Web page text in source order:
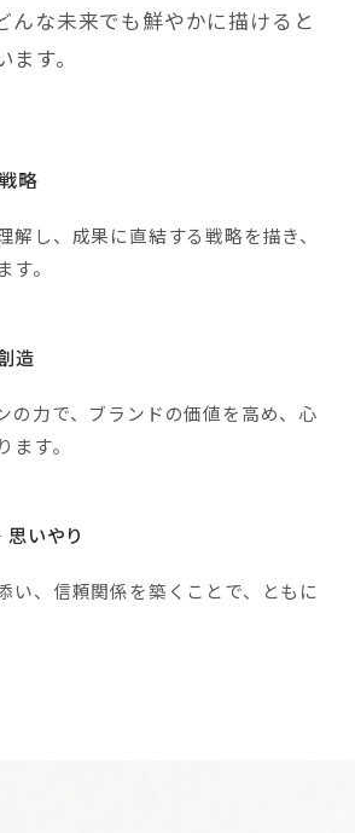
んな未来でも鮮やかに描けると
す。
略
解し、成果に直結する戦略を描き、
。
造
の力で、ブランドの価値を高め、心
ます。
いやり
い、信頼関係を築くことで、ともに